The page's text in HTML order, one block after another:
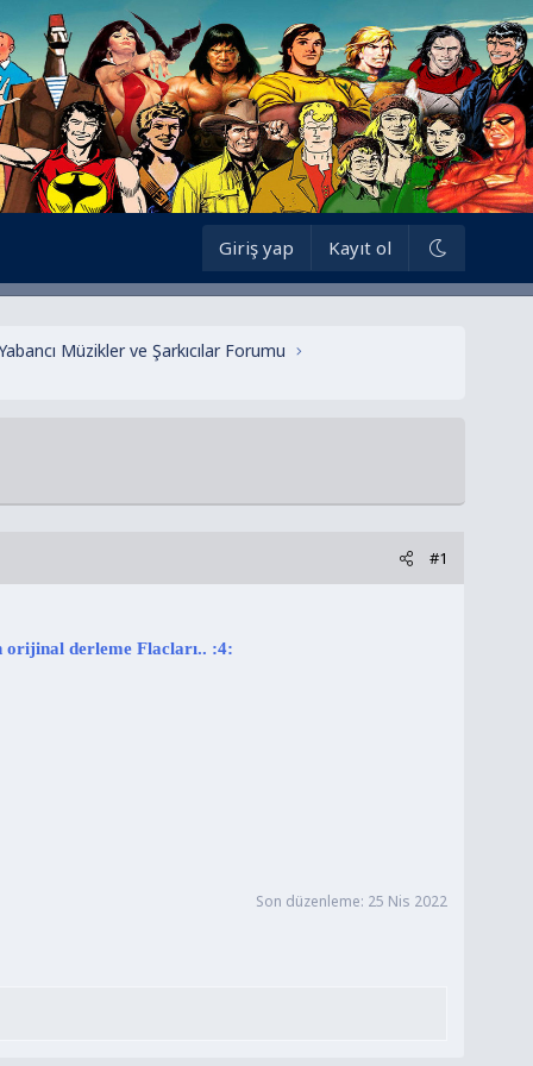
Giriş yap Kayıt ol
Müzikler ve Şarkıcılar Forumu
#1
orijinal derleme Flacları.. :4:
Son düzenleme: 25 Nis 2022